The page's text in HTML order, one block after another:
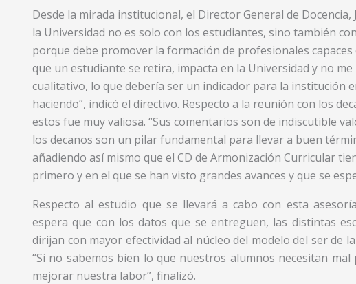
Desde la mirada institucional, el Director General de
la Universidad no es solo con los estudiantes, sino también
porque debe promover la formación de profesionales
que un estudiante se retira, impacta en la Universidad y no
cualitativo, lo que debería ser un indicador para la institución
haciendo”, indicó el directivo. Respecto a la reunión con los
estos fue muy valiosa. “Sus comentarios son de indiscutible
los decanos son un pilar fundamental para llevar a buen
añadiendo así mismo que el CD de Armonización Curricular
primero y en el que se han visto grandes avances y que se
Respecto al estudio que se llevará a cabo con esta
espera que con los datos que se entreguen, las distintas
dirijan con mayor efectividad al núcleo del modelo del ser de
“Si no sabemos bien lo que nuestros alumnos necesitan
mejorar nuestra labor”, finalizó.